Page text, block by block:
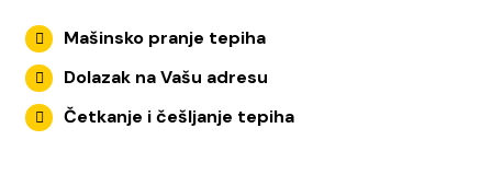
Mašinsko pranje tepiha
Dolazak na Vašu adresu
Četkanje i češljanje tepiha